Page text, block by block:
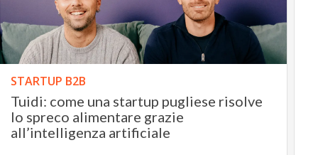
STARTUP B2B
Tuidi: come una startup pugliese risolve
lo spreco alimentare grazie
all’intelligenza artificiale